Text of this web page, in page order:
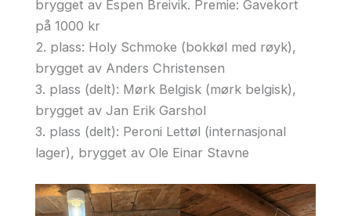
brygget av Espen Breivik. Premie: Gavekort
på 1000 kr
2. plass: Holy Schmoke (bokkøl med røyk),
brygget av Anders Christensen
3. plass (delt): Mørk Belgisk (mørk belgisk),
brygget av Jan Erik Garshol
3. plass (delt): Peroni Lettøl (internasjonal
lager), brygget av Ole Einar Stavne